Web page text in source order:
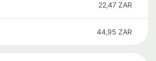
22,47 ZAR
44,95 ZAR